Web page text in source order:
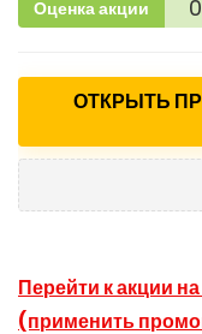
Оценка акции 0
ОТКРЫТЬ
Перейти к акции
(применить